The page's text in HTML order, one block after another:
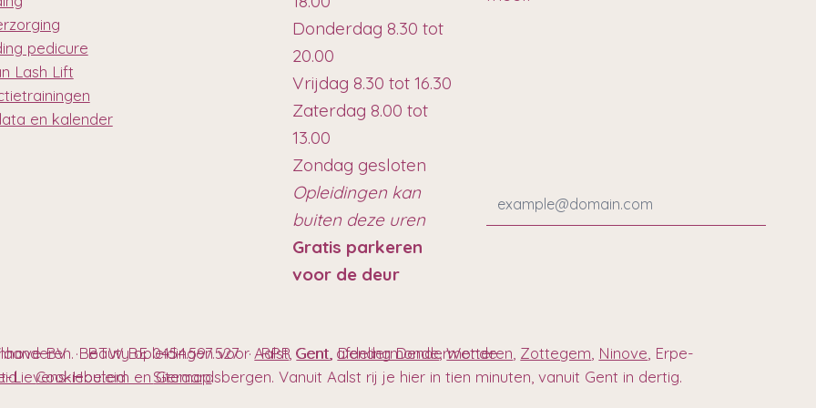
Donderdag 8.30 tot
20.00
Vrijdag 8.30 tot 16.30
Zaterdag 8.00 tot
13.00
Zondag gesloten
Opleidingen kan
buiten deze uren
Gratis parkeren
voor de deur
pedicure
Lash Lift
en kalender
BV · BTW BE 0454.597.527 · RPR Gent, afdeling Dendermonde
CookiebeleidSitemap
Beauty opleidingen voorAalst,Gent ,Dendermonde,Wetteren Zottegem Ninove , Erpe-
Lievens-Houtem en Geraardsbergen. Vanuit Aalst rij je hier in tien minuten, vanuit Gent in dertig.